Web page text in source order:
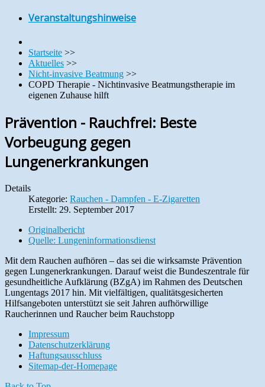
Veranstaltungshinweise
Startseite >>
Aktuelles >>
Nicht-invasive Beatmung >>
COPD Therapie - Nichtinvasive Beatmungstherapie im
eigenen Zuhause hilft
Prävention - Rauchfrei: Beste
Vorbeugung gegen
Lungenerkrankungen
Details
Kategorie: Rauchen - Dampfen - E-Zigaretten
Erstellt: 29. September 2017
Originalbericht
Quelle: Lungeninformationsdienst
Mit dem Rauchen aufhören – das sei die wirksamste Prävention
gegen Lungenerkrankungen. Darauf weist die Bundeszentrale für
gesundheitliche Aufklärung (BZgA) im Rahmen des Deutschen
Lungentags 2017 hin. Mit vielfältigen, qualitätsgesicherten
Hilfsangeboten unterstützt sie seit Jahren aufhörwillige
Raucherinnen und Raucher beim Rauchstopp
Impressum
Datenschutzerklärung
Haftungsausschluss
Sitemap-der-Homepage